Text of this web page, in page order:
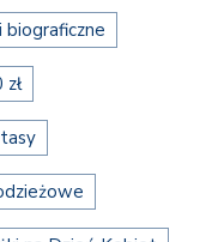
biograficzne